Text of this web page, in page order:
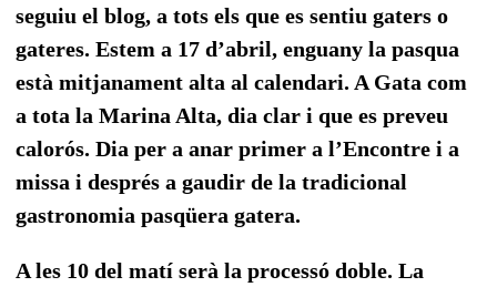
seguiu el blog, a tots els que es sentiu gaters o
gateres. Estem a 17 d’abril, enguany la pasqua
està mitjanament alta al calendari. A Gata com
a tota la Marina Alta, dia clar i que es preveu
calorós. Dia per a anar primer a l’Encontre i a
missa i després a gaudir de la tradicional
gastronomia pasqüera gatera.
A les 10 del matí serà la processó doble. La